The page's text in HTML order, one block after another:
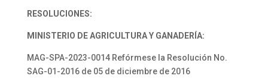
RESOLUCIONES:
MINISTERIO DE AGRICULTURA Y GANADERÍA:
MAG-SPA-2023-0014 Refórmese la Resolución No.
SAG-01-2016 de 05 de diciembre de 2016